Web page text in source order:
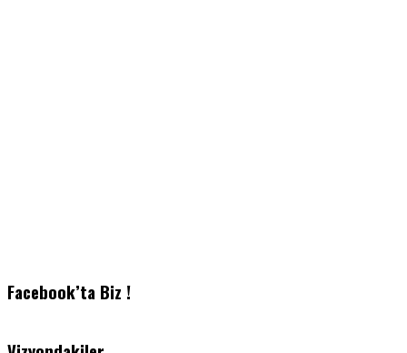
Facebook’ta Biz !